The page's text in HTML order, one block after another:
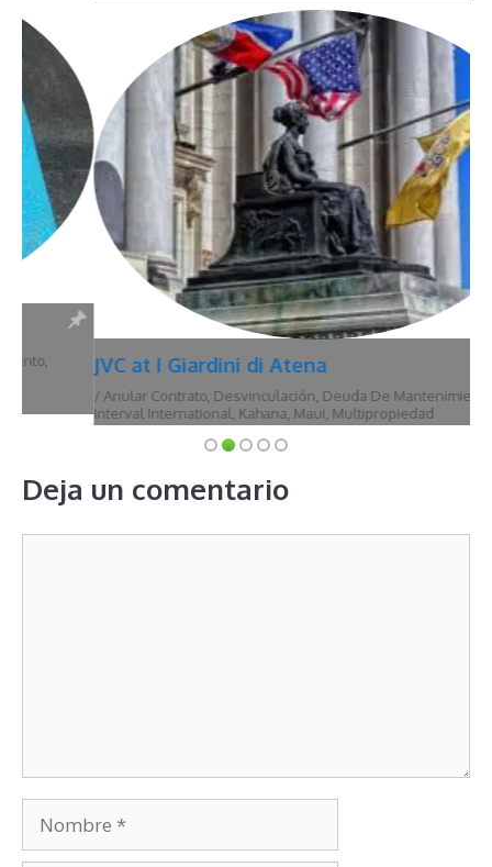
JVC at I Giardini di Atena
Anular Contrato,Desvinculación,Deuda De Mantenimiento,Hawái,
Interval International,Kahana,Maui,Multipropiedad
Nombre